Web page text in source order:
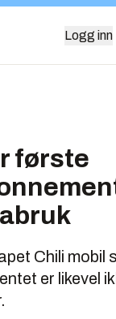
Logg inn
første
Chili mobil
er likevel